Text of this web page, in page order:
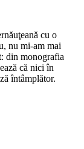
cu o
nu mi-am mai
din monografia
că nici în
întâmplător.